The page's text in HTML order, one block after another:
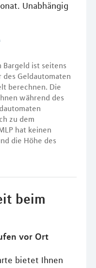
Unabhängig
ist seitens
Geldautomaten
berechnen. Die
während des
zu dem
hat keinen
die Höhe des
beim
vor Ort
bietet Ihnen